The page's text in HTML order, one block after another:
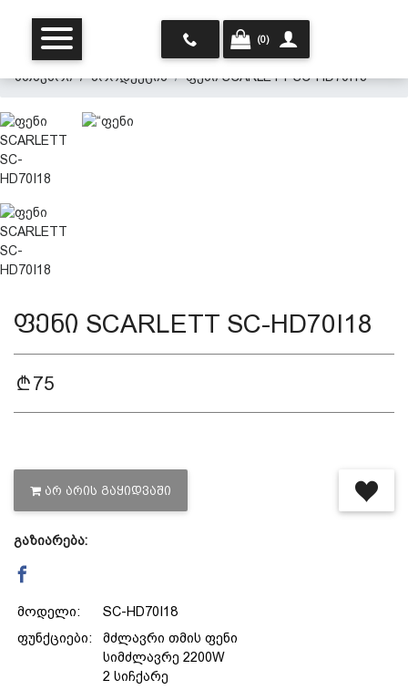
მთავარი
მიწოდების პირობები
საკონტაქტო ინფორმაცია
წესები და პირობები
დაბრუნება და გადაცვლის
(0)
მთავარი პროდუქცია ფენი SCARLETT SC-HD70I18
ფენი SCARLETT SC-HD70I18
75
ᲐᲠ ᲐᲠᲘᲡ ᲒᲐᲧᲘᲓᲕᲐᲨᲘ
გაზიარება:
მოდელი:
SC-HD70I18
ფუნქციები:
მძლავრი თმის ფენი
სიმძლავრე 2200W
2 სიჩქარე